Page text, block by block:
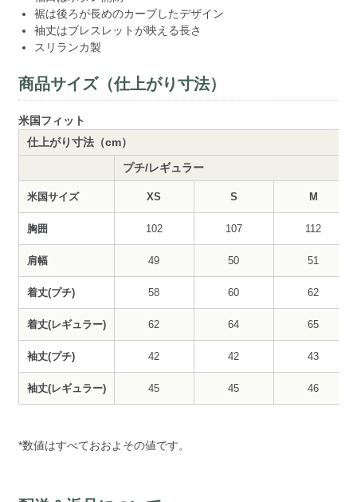
裾は後ろが長めのカーブしたデザイン
袖丈はブレスレットが映える長さ
スリランカ製
商品サイズ（仕上がり寸法）
米国フィット
仕上がり寸法（cm）
プチ/レギュラー
米国サイズ XS S M
胸囲 102 107 112
肩幅 49 50 51
着丈(プチ) 58 60 62
着丈(レギュラー) 62 64 65
袖丈(プチ) 42 42 43
袖丈(レギュラー) 45 45 46
*数値はすべておおよその値です。